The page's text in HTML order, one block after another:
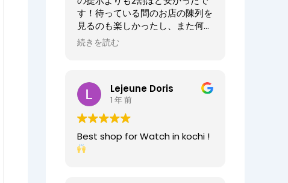
す！待っている間のお店の陳列を
見るのも楽しかったし、また何か
あればお願いしたいお店でした。
た。店員の方が親切なのに加え、
時計がお好きなのが伝わってきま
すし、寄り添った接客をしてくれ
ましたので、買い物が気持ちよく
できました。また、おすすめ通り
交換したベルトもガラッと雰囲気
続きを読む
Lejeune Doris
1 年 前
Best shop for Watch in kochi !